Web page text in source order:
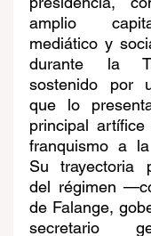
amplio
mediático y
durante la
sostenido por
que lo
principal
franquismo a
Su trayectoria
del régimen
de Falange,
secretario